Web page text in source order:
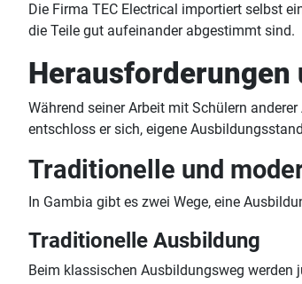
Die Firma TEC Electrical importiert selbst
die Teile gut aufeinander abgestimmt sind.
Herausforderungen
Während seiner Arbeit mit Schülern
entschloss er sich, eigene
Traditionelle und
In Gambia gibt es zwei Wege, eine
Traditionelle Ausbildung
Beim klassischen Ausbildungsweg werden